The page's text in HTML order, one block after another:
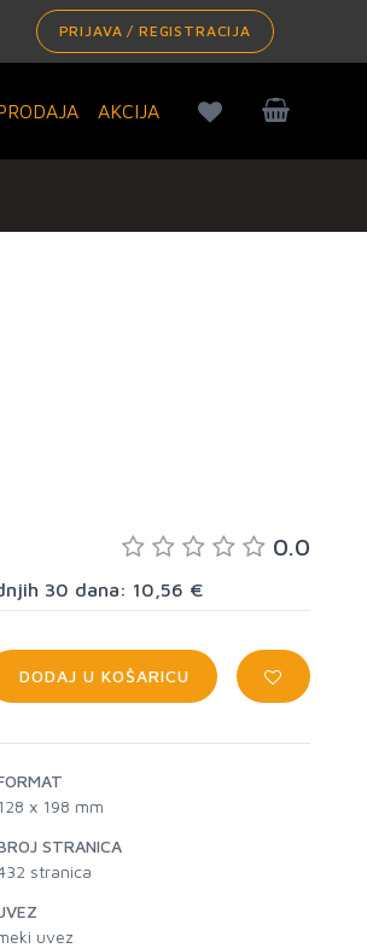
PRIJAVA / REGISTRACIJA
AKCIJA
0.0
30 dana: 10,56 €
DODAJ U KOŠARICU
128 x 198 mm
STRANICA
stranica
uvez